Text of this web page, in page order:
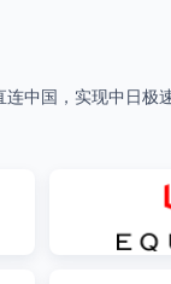
中国，实现中日